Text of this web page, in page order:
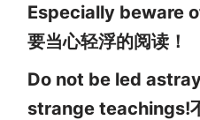
Especially beware
要当心轻浮的阅读！
Do not be led
strange teachings!